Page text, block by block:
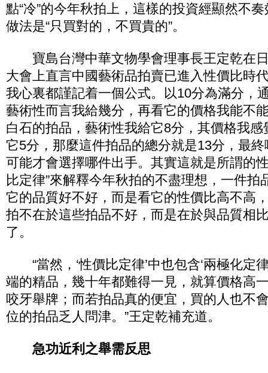
點“冷”的今年秋拍上，這樣的投資經顯然不
做法是“只買對的，不買貴的”。
寶島台灣中華文物學會理事長王定乾在
大會上直言中國藝術品拍賣已進入性價比時
我心裏都謹記着一個公式。以10分為滿分，
藝術性而言我給幾分，再看它的價格我能不
白石的拍品，藝術性我給它8分，其價格我
它5分，那麼這件拍品的總分就是13分，最
可能才會選擇哪件出手。其實這就是所謂的
比定律”來解釋今年秋拍的不盡理想，一件拍
它的品質好不好，而是看它的性價比高不高
拍不在於這些拍品不好，而是在於與品質相
了。
“當然，‘性價比定律’中也包含‘兩極化定
端的精品，幾十年都難得一見，就算價格高
咬牙舉牌；而若拍品真的便宜，買的人也不
位的拍品乏人問津。”王定乾補充道。
急功近利之舉需反思